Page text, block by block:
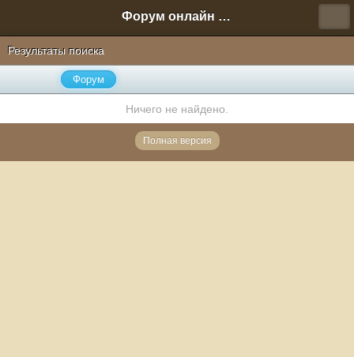
Форум онлайн игры "Новая Эра" (Нюра Биз)
Результаты поиска
Форум
Ничего не найдено.
Полная версия